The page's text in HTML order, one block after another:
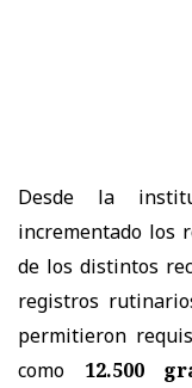
Desde la
incrementado los
de los distintos
registros
permitieron
como 12.500